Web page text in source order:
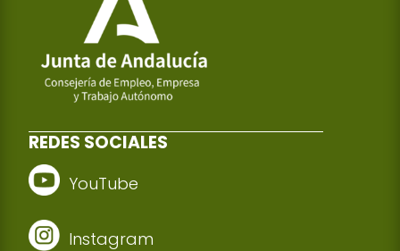
REDES SOCIALES
YouTube
Instagram